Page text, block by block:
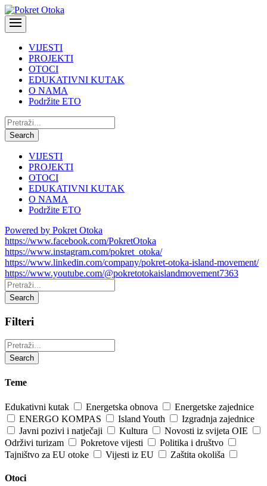
VIJESTI
PROJEKTI
OTOCI
EDUKATIVNI KUTAK
O NAMA
Podržite ETO
Pretraži:
Search
VIJESTI
PROJEKTI
OTOCI
EDUKATIVNI KUTAK
O NAMA
Podržite ETO
Powered by Pokret Otoka
https://www.facebook.com/PokretOtoka
https://www.instagram.com/pokret_otoka/
https://www.linkedin.com/company/pokret-otoka-island-movement/
https://www.youtube.com/@pokretotokaislandmovement7363
Pretraži:
Search
Filteri
Pretraži:
Search
Teme
Edukativni kutak Energetska obnova
Energetske zajednice
ENERGO KOMPAS
Island Youth
Izgradnja zajednice
Javni pozivi i natječaji
Kultura
Novosti iz svijeta OIE
Održivi turizam
Pokretove vijesti
Politika i društvo
Tajništvo za EU otoke
Vijesti iz EU Zaštita okoliša
Otoci